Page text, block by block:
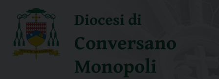
content
Diocesi di
Conversano
Monopoli